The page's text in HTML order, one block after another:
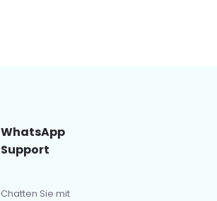
WhatsApp
Support
Chatten Sie mit